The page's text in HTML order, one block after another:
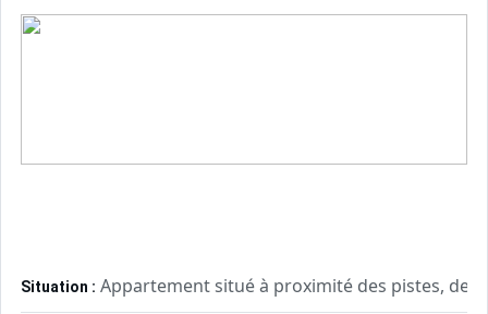
Situation : Appartement situé à proximité des pistes, de